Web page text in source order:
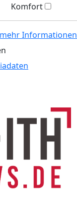
Komfort
Informationen